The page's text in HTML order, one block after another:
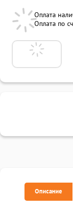
Оплата
Оплата по
Описание